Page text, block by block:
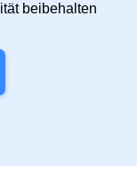
beibehalten